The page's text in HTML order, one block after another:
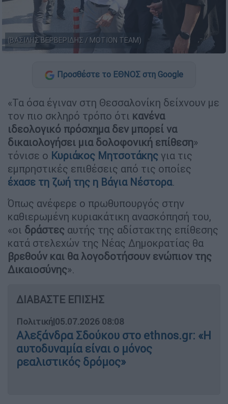
(ΒΑΣΙΛΗΣ ΒΕΡΒΕΡΙΔΗΣ / MOTION TEAM)
Προσθέστε το ΕΘΝΟΣ στη Google
«Τα όσα έγιναν στη Θεσσαλονίκη δείχνουν με
τον πιο σκληρό τρόπο ότι κανένα
ιδεολογικό πρόσχημα δεν μπορεί να
δικαιολογήσει μια δολοφονική επίθεση»
τόνισε ο Κυριάκος Μητσοτάκης για τις
εμπρηστικές επιθέσεις από τις οποίες
έχασε τη ζωή της η Βάγια Νέστορα.
Όπως ανέφερε ο πρωθυπουργός στην
καθιερωμένη κυριακάτικη ανασκόπησή του,
«οι δράστες αυτής της αδίστακτης επίθεσης
κατά στελεχών της Νέας Δημοκρατίας θα
βρεθούν και θα λογοδοτήσουν ενώπιον της
Δικαιοσύνης».
ΔΙΑΒΑΣΤΕ ΕΠΙΣΗΣ
Πολιτική|05.07.2026 08:08
Αλεξάνδρα Σδούκου στο ethnos.gr: «Η
αυτοδυναμία είναι ο μόνος
ρεαλιστικός δρόμος»